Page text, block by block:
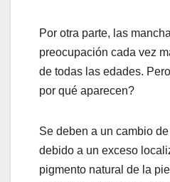
Por otra parte, las
preocupación cada vez
de todas las edades.
por qué aparecen?
Se deben a un cambio
debido a un exceso
pigmento natural de la